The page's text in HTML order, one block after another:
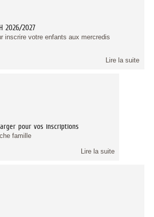
2026/2027
inscrire votre enfants aux mercredis
Lire la suite
pour vos inscriptions
famille
Lire la suite